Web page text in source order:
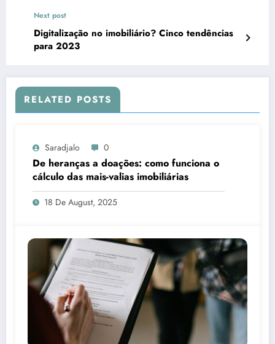
Next post
Digitalização no imobiliário? Cinco tendências
para 2023
RELATED POSTS
Saradjalo 0
De heranças a doações: como funciona o
cálculo das mais-valias imobiliárias
18 De August, 2025